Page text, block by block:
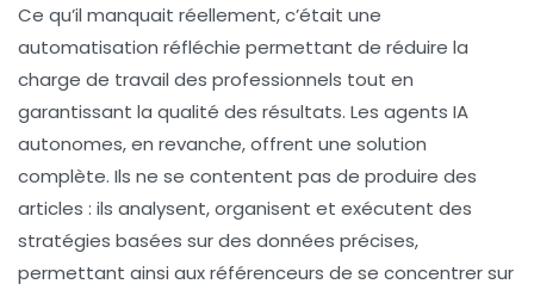
Ce qu’il manquait réellement, c’était une
automatisation réfléchie permettant de réduire la
charge de travail des professionnels tout en
garantissant la qualité des résultats. Les agents IA
autonomes, en revanche, offrent une solution
complète. Ils ne se contentent pas de produire des
articles : ils analysent, organisent et exécutent des
stratégies basées sur des données précises,
permettant ainsi aux référenceurs de se concentrer sur